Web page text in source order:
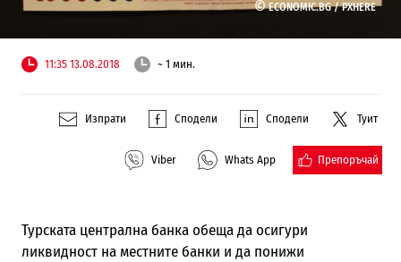
©ECONOMIC.BG /PXHERE
11:35 13.08.2018 ~ 1 мин.
Изпрати Сподели Сподели Туит
Viber Whats App Препоръчай
Турската централна банка обеща да осигури
ликвидност на местните банки и да понижи